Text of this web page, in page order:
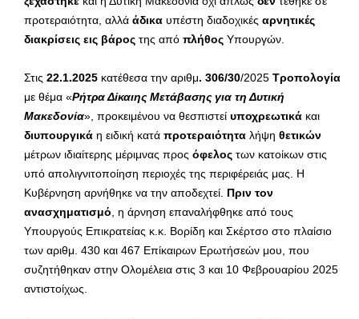
προτεραιότητα, αλλά άδικα υπέστη διαδοχικές αρνητικές
διακρίσεις εις βάρος της από πλήθος Υπουργών.
Στις 22.1.2025 κατέθεσα την αριθμ. 306/30/2025 Τροπολογία
με θέμα «Ρήτρα Δίκαιης Μετάβασης για τη Δυτική
Μακεδονία», προκειμένου να θεσπιστεί υποχρεωτικά και
διυπουργικά η ειδική κατά προτεραιότητα λήψη θετικών
μέτρων ιδιαίτερης μέριμνας προς όφελος των κατοίκων στις
υπό απολιγνιτοποίηση περιοχές της περιφέρειάς μας. Η
Κυβέρνηση αρνήθηκε να την αποδεχτεί. Πριν τον
ανασχηματισμό , η άρνηση επαναλήφθηκε από τους
Υπουργούς Επικρατείας κ.κ. Βορίδη και Σκέρτσο στο πλαίσιο
των αριθμ. 430 και 467 Επίκαιρων Ερωτήσεών μου, που
συζητήθηκαν στην Ολομέλεια στις 3 και 10 Φεβρουαρίου 2025
αντιστοίχως.